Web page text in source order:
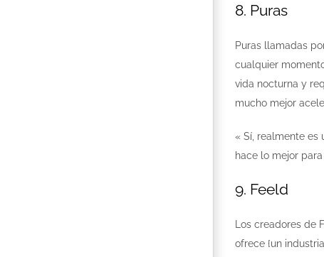
8. Puras
Puras llamadas
cualquier
vida nocturna ​​y
mucho mejor
« Sí, realmente es
hace lo mejor
9. Feeld
Los creadores
ofrece {un